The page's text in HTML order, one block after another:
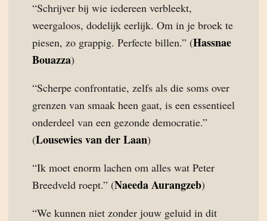
“Schrijver bij wie iedereen verbleekt,
weergaloos, dodelijk eerlijk. Om in je broek te
piesen, zo grappig. Perfecte billen.” (Hassnae
Bouazza)
“Scherpe confrontatie, zelfs als die soms over
grenzen van smaak heen gaat, is een essentieel
onderdeel van een gezonde democratie.”
(Lousewies van der Laan)
“Ik moet enorm lachen om alles wat Peter
Breedveld roept.” (Naeeda Aurangzeb)
“We kunnen niet zonder jouw geluid in dit